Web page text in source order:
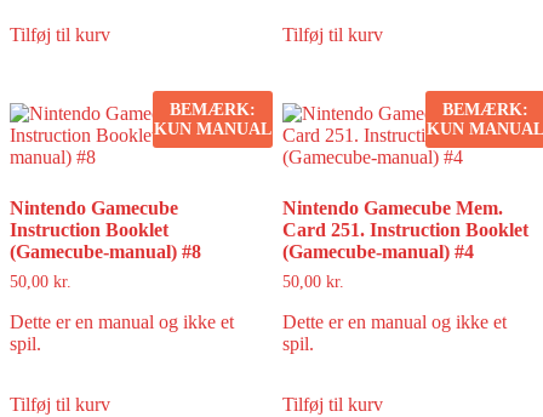
Tilføj til kurv Tilføj til kurv
BEMÆRK:
KUN MANUAL
Nintendo Gamecube
Instruction Booklet
(Gamecube-manual) #8
50,00 kr.
Dette er en manual og ikke et
spil.
Tilføj til kurv
BEMÆRK:
KUN MANUAL
Nintendo Gamecube Mem.
Card 251. Instruction Booklet
(Gamecube-manual) #4
50,00 kr.
Dette er en manual og ikke et
spil.
Tilføj til kurv